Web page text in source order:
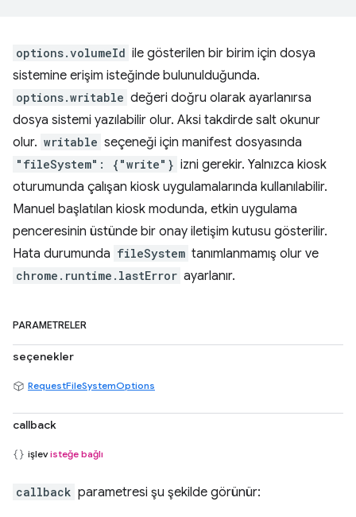
options.volumeId ile gösterilen bir birim için dosya
sistemine erişim isteğinde bulunulduğunda.
options.writable değeri doğru olarak ayarlanırsa
dosya sistemi yazılabilir olur. Aksi takdirde salt okunur
olur. writable seçeneği için manifest dosyasında
"fileSystem": {"write"} izni gerekir. Yalnızca kiosk
oturumunda çalışan kiosk uygulamalarında kullanılabilir.
Manuel başlatılan kiosk modunda, etkin uygulama
penceresinin üstünde bir onay iletişim kutusu gösterilir.
Hata durumunda fileSystem tanımlanmamış olur ve
chrome.runtime.lastError ayarlanır.
PARAMETRELER
seçenekler
RequestFileSystemOptions
callback
işlevisteğe bağlı
callback parametresi şu şekilde görünür: